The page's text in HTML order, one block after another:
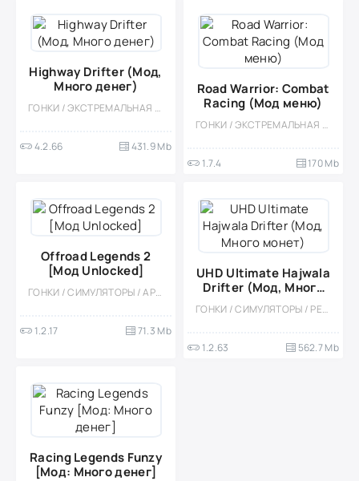
Highway Drifter (Мод,
Много денег)
ГОНКИ / ЭКСТРЕМАЛЬНАЯ ЕЗДА / КАЗУАЛЬНЫЕ / МНОГОПОЛЬЗОВАТЕЛЬСКАЯ / СОРЕВНОВАТЕЛЬНАЯ / ОДНОПОЛЬЗОВАТЕЛЬСКИЕ / СТИЛИЗАЦИЯ / ОФЛАЙН / 3D / МОД / ВСТРОЕННЫЙ КЕШ / ДРИФТ / ОНЛАЙН
4.2.66 431.9 Mb
Road Warrior: Combat
Racing (Мод меню)
ГОНКИ / ЭКСТРЕМАЛЬНАЯ ЕЗДА / КАЗУАЛЬНЫЕ / МНОГОПОЛЬЗОВАТЕЛЬСКАЯ / СОРЕВНОВАТЕЛЬНАЯ / ОДНОПОЛЬЗОВАТЕЛЬСКИЕ / СТИЛИЗАЦИЯ / МОД / ВСТРОЕННЫЙ КЕШ / ВИД СБОКУ
1.7.4 170 Mb
Offroad Legends 2
[Мод Unlocked]
ГОНКИ / СИМУЛЯТОРЫ / АРКАДЫ / ВИД СБОКУ / 3D / ЭКСТРЕМАЛЬНАЯ ЕЗДА / КАЗУАЛЬНЫЕ / ОДНОПОЛЬЗОВАТЕЛЬСКИЕ / ОФЛАЙН / МАЛЕНЬКАЯ
1.2.17 71.3 Mb
UHD Ultimate Hajwala
Drifter (Мод, Много
монет)
ГОНКИ / СИМУЛЯТОРЫ / РЕАЛИЗМ / ОДНОПОЛЬЗОВАТЕЛЬСКИЕ / СТИЛИЗАЦИЯ / СОРЕВНОВАТЕЛЬНАЯ / МНОГОПОЛЬЗОВАТЕЛЬСКАЯ / ЭКСТРЕМАЛЬНАЯ ЕЗДА / ФИЗИКА / 3D / ДРИФТ
1.2.63 562.7 Mb
Racing Legends Funzy
[Мод: Много денег]